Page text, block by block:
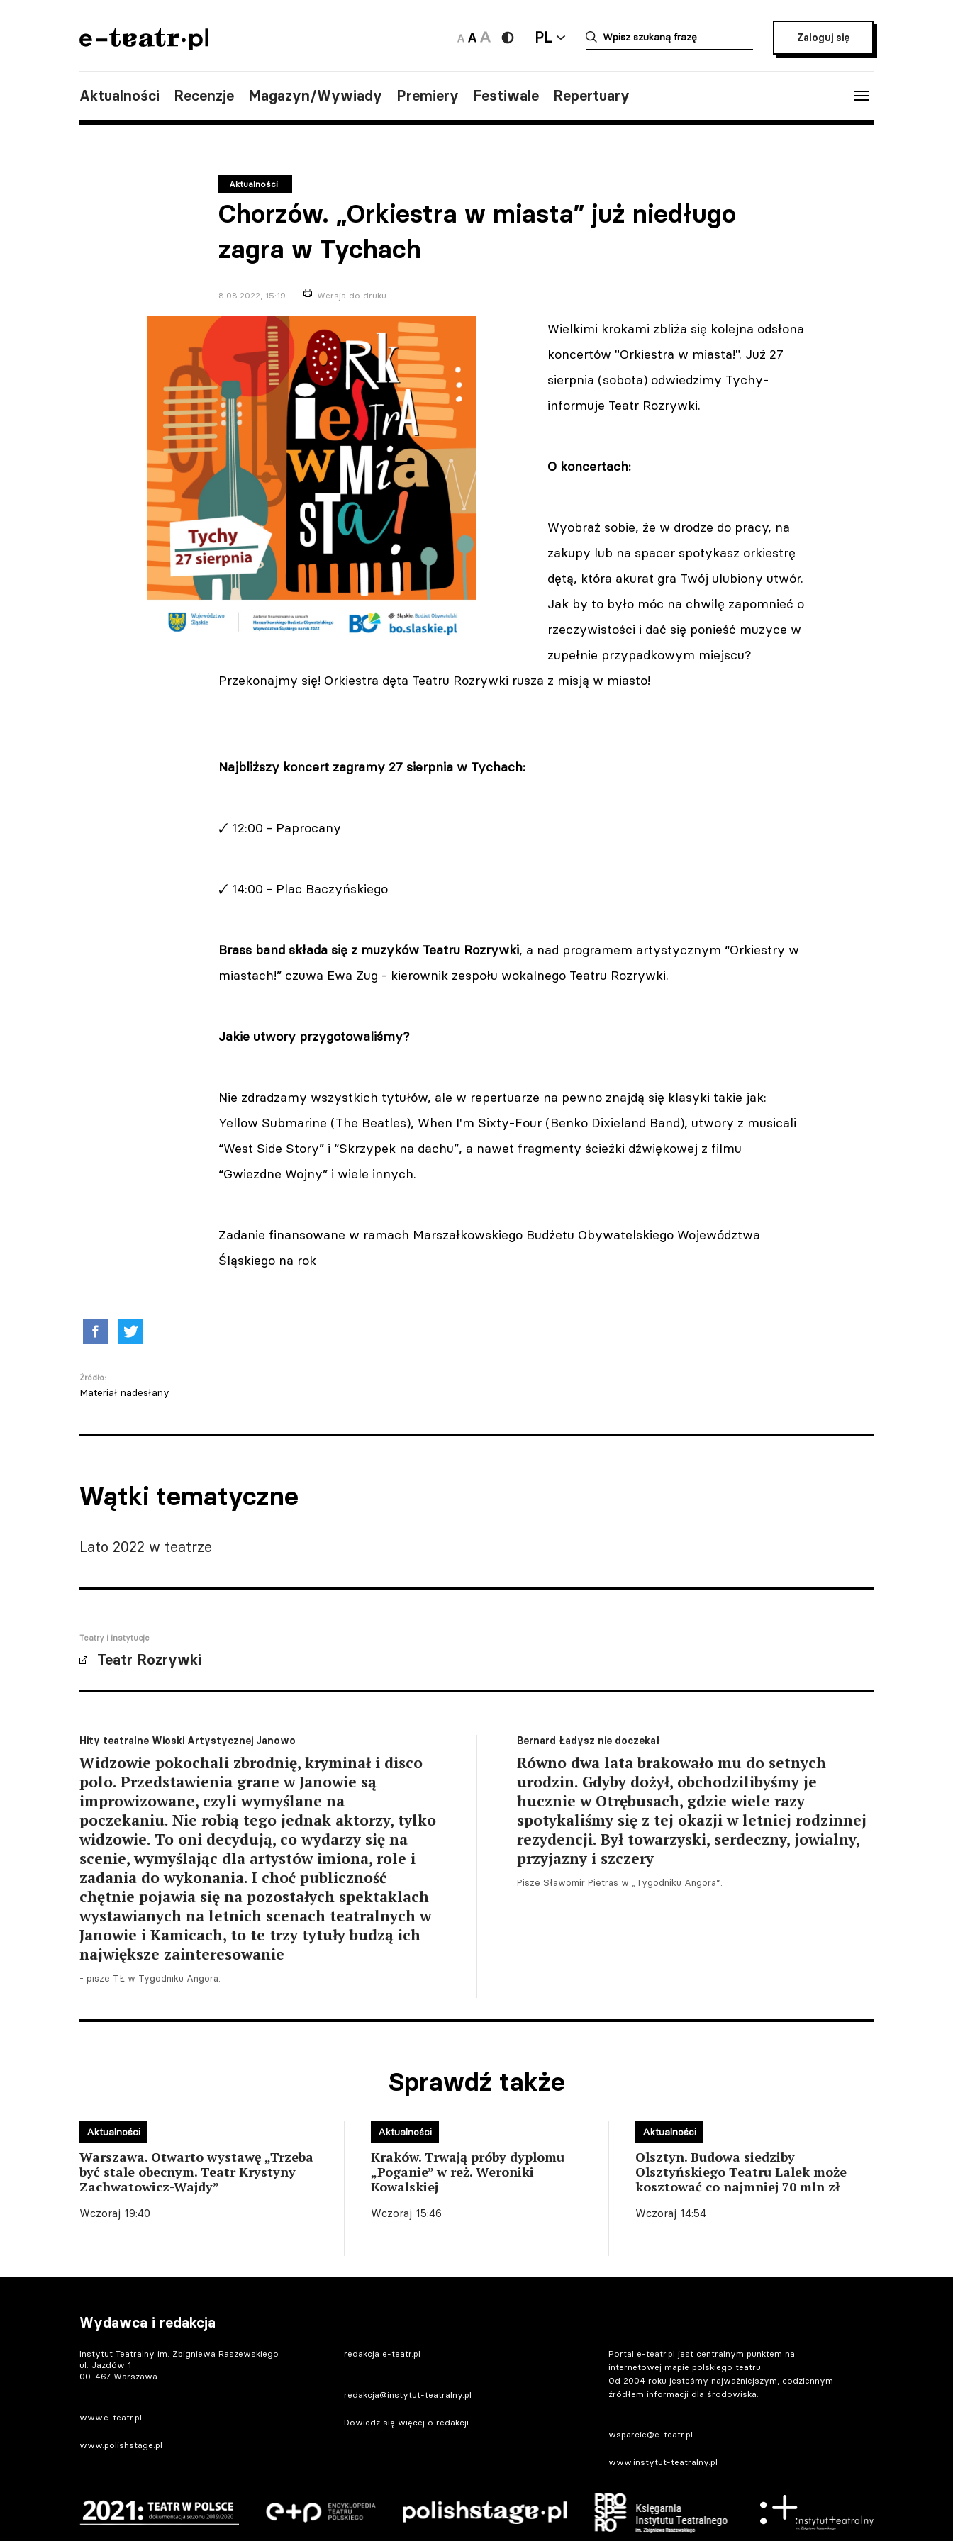
PL Zaloguj się
Aktualności Recenzje Magazyn/Wywiady Premiery Festiwale Repertuary
Aktualności
Chorzów. „Orkiestra w miasta” już niedługo
zagra w Tychach
8.08.2022, 15:19 Wersja do druku
Wielkimi krokami zbliża się kolejna odsłona
koncertów "Orkiestra w miasta!". Już 27
sierpnia (sobota) odwiedzimy Tychy-
informuje Teatr Rozrywki.
O koncertach:
Wyobraź sobie, że w drodze do pracy, na
zakupy lub na spacer spotykasz orkiestrę
dętą, która akurat gra Twój ulubiony utwór.
Jak by to było móc na chwilę zapomnieć o
rzeczywistości i dać się ponieść muzyce w
zupełnie przypadkowym miejscu?
Przekonajmy się! Orkiestra dęta Teatru Rozrywki rusza z misją w miasto!
Najbliższy koncert zagramy 27 sierpnia w Tychach:
🗸 12:00 - Paprocany
🗸 14:00 - Plac Baczyńskiego
Brass band składa się z muzyków Teatru Rozrywki, a nad programem artystycznym “Orkiestry w
miastach!” czuwa Ewa Zug - kierownik zespołu wokalnego Teatru Rozrywki.
Jakie utwory przygotowaliśmy?
Nie zdradzamy wszystkich tytułów, ale w repertuarze na pewno znajdą się klasyki takie jak:
Yellow Submarine (The Beatles), When I'm Sixty-Four (Benko Dixieland Band), utwory z musicali
“West Side Story” i “Skrzypek na dachu”, a nawet fragmenty ścieżki dźwiękowej z filmu
“Gwiezdne Wojny” i wiele innych.
Zadanie finansowane w ramach Marszałkowskiego Budżetu Obywatelskiego Województwa
Śląskiego na rok
Źródło:
Materiał nadesłany
Wątki tematyczne
Lato 2022 w teatrze
Teatry i instytucje
Teatr Rozrywki
Hity teatralne Wioski Artystycznej Janowo
Widzowie pokochali zbrodnię, kryminał i disco
polo. Przedstawienia grane w Janowie są
improwizowane, czyli wymyślane na
poczekaniu. Nie robią tego jednak aktorzy, tylko
widzowie. To oni decydują, co wydarzy się na
scenie, wymyślając dla artystów imiona, role i
zadania do wykonania. I choć publiczność
chętnie pojawia się na pozostałych spektaklach
wystawianych na letnich scenach teatralnych w
Janowie i Kamicach, to te trzy tytuły budzą ich
największe zainteresowanie
- pisze TŁ w Tygodniku Angora.
Bernard Ładysz nie doczekał
Równo dwa lata brakowało mu do setnych
urodzin. Gdyby dożył, obchodzilibyśmy je
hucznie w Otrębusach, gdzie wiele razy
spotykaliśmy się z tej okazji w letniej rodzinnej
rezydencji. Był towarzyski, serdeczny, jowialny,
przyjazny i szczery
Pisze Sławomir Pietras w „Tygodniku Angora”.
Sprawdź także
Warszawa. Otwarto wystawę „Trzeba
być stale obecnym. Teatr Krystyny
Zachwatowicz-Wajdy”
Wczoraj 19:40
Aktualności
Kraków. Trwają próby dyplomu
„Poganie” w reż. Weroniki
Kowalskiej
Wczoraj 15:46
Aktualności
Olsztyn. Budowa siedziby
Olsztyńskiego Teatru Lalek może
kosztować co najmniej 70 mln zł
Wczoraj 14:54
Aktualności
Wydawca i redakcja
Instytut Teatralny im. Zbigniewa Raszewskiego
ul. Jazdów 1
00-467 Warszawa
www.e-teatr.pl
www.polishstage.pl
redakcja e-teatr.pl
redakcja@instytut-teatralny.pl
Dowiedz się więcej o redakcji
Portal e-teatr.pl jest centralnym punktem na
internetowej mapie polskiego teatru.
Od 2004 roku jesteśmy najważniejszym, codziennym
źródłem informacji dla środowiska.
wsparcie@e-teatr.pl
www.instytut-teatralny.pl